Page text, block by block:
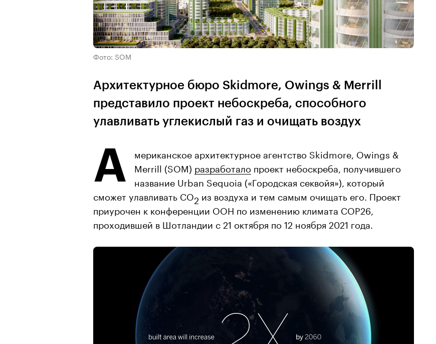
Фото: SOM
Архитектурное бюро Skidmore, Owings & Merrill
представило проект небоскреба, способного
улавливать углекислый газ и очищать воздух
А
мериканское архитектурное агентство Skidmore, Owings &
Merrill (SOM) разработало проект небоскреба, получившего
название Urban Sequoia («Городская секвойя»), который
сможет улавливать СО2 из воздуха и тем самым очищать его. Проект
приурочен к конференции ООН по изменению климата COP26,
проходившей в Шотландии с 21 октября по 12 ноября 2021 года.